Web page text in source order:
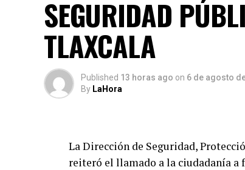
SEGURIDAD
TLAXCALA
Published 13 horas ago on 6 de agosto
By LaHora
La Dirección de Seguridad,
reiteró el llamado a la ciudadanía a